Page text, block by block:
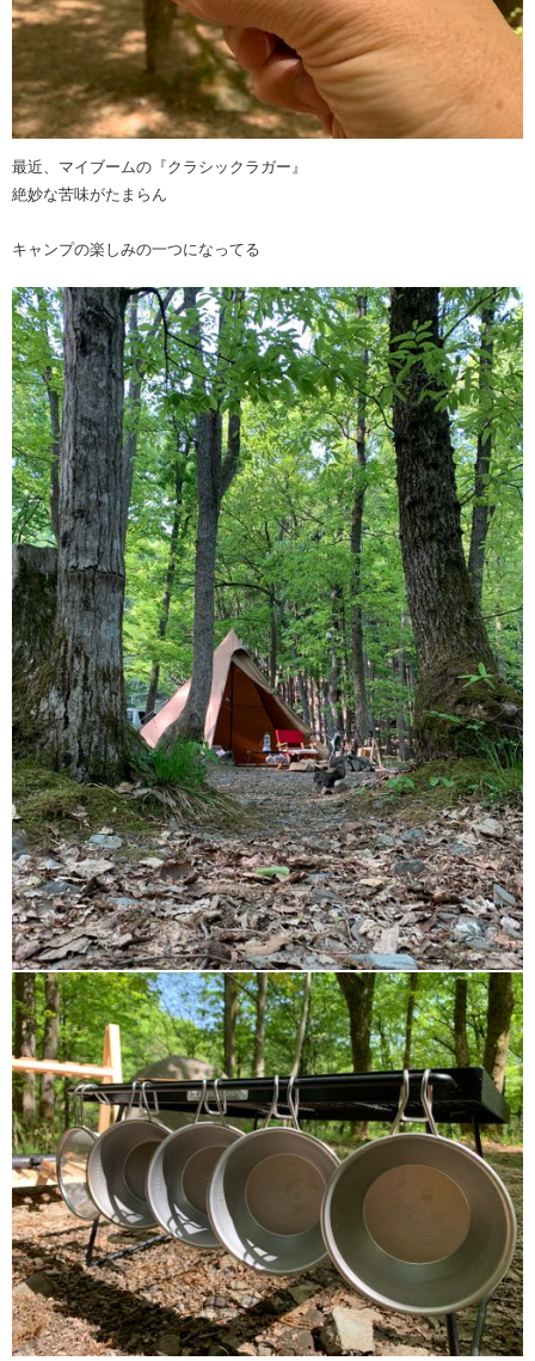
最近、マイブームの『クラシックラガー』
絶妙な苦味がたまらん
キャンプの楽しみの一つになってる